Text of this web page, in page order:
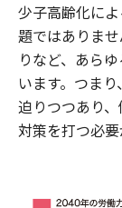
少子高齢化に
題ではありま
りなど、あら
います。つま
迫りつつあり
対策を打つ必要